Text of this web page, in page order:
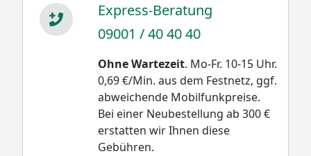
Express-Beratung
09001 / 40 40 40
Ohne Wartezeit. Mo-Fr. 10-15 Uhr.
0,69 €/Min. aus dem Festnetz, ggf.
abweichende Mobilfunkpreise.
Bei einer Neubestellung ab 300 €
erstatten wir Ihnen diese
Gebühren.